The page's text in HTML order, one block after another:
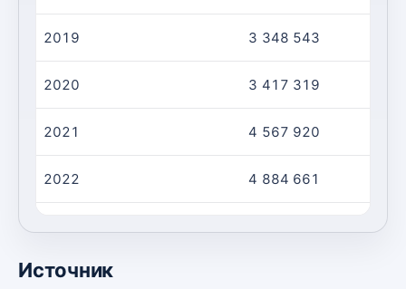
2019 3 348 543
2020 3 417 319
2021 4 567 920
2022 4 884 661
Источник